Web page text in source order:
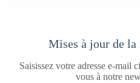
Mises à jour de la
Saisissez votre adresse e-mail
vous à notre